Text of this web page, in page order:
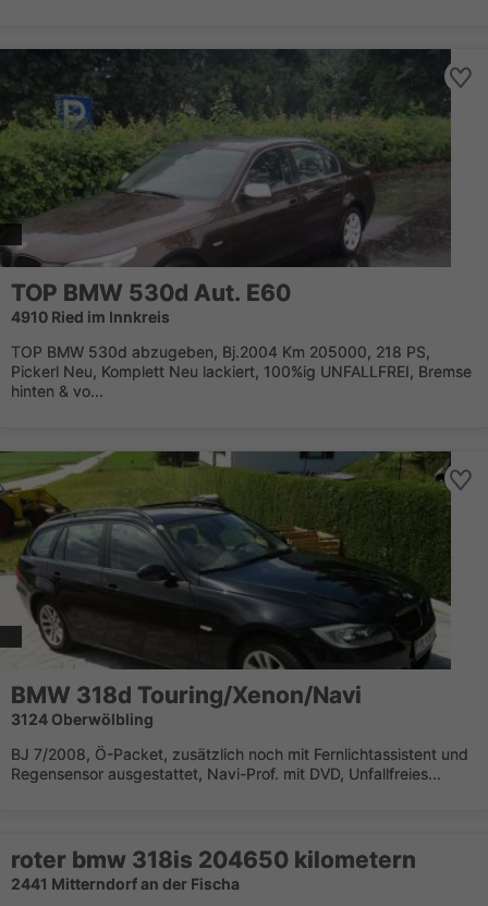
TOP BMW 530d Aut. E60
4910 Ried im Innkreis
TOP BMW 530d abzugeben, Bj.2004 Km 205000, 218 PS,
Pickerl Neu, Komplett Neu lackiert, 100%ig UNFALLFREI, Bremse
hinten & vo...
BMW 318d Touring/Xenon/Navi
3124 Oberwölbling
BJ 7/2008, Ö-Packet, zusätzlich noch mit Fernlichtassistent und
Regensensor ausgestattet, Navi-Prof. mit DVD, Unfallfreies...
roter bmw 318is 204650 kilometern
2441 Mitterndorf an der Fischa